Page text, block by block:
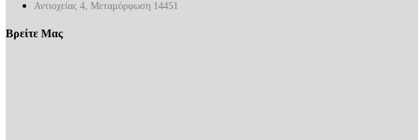
Αντιοχείας 4, Μεταμόρφωση 14451
Βρείτε Μας